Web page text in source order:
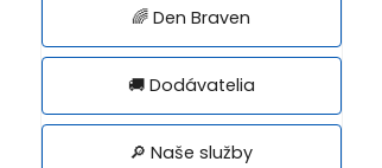
🌈 Den Braven
🚚 Dodávatelia
🔎 Naše služby